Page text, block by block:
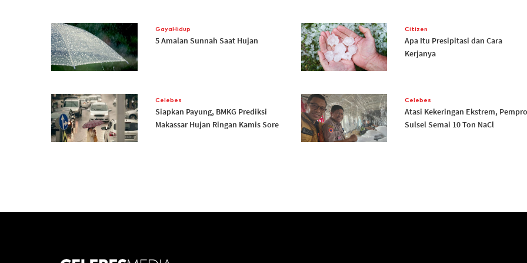
GayaHidup
5 Amalan Sunnah Saat Hujan
Citizen
Apa Itu Presipitasi dan Cara
Kerjanya
Celebes
Siapkan Payung, BMKG Prediksi
Makassar Hujan Ringan Kamis Sore
Celebes
Atasi Kekeringan Ekstrem,
Sulsel Semai 10 Ton NaCl